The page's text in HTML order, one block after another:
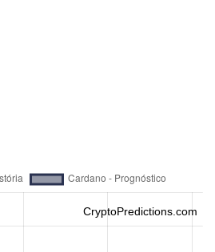
CryptoPredictions.com